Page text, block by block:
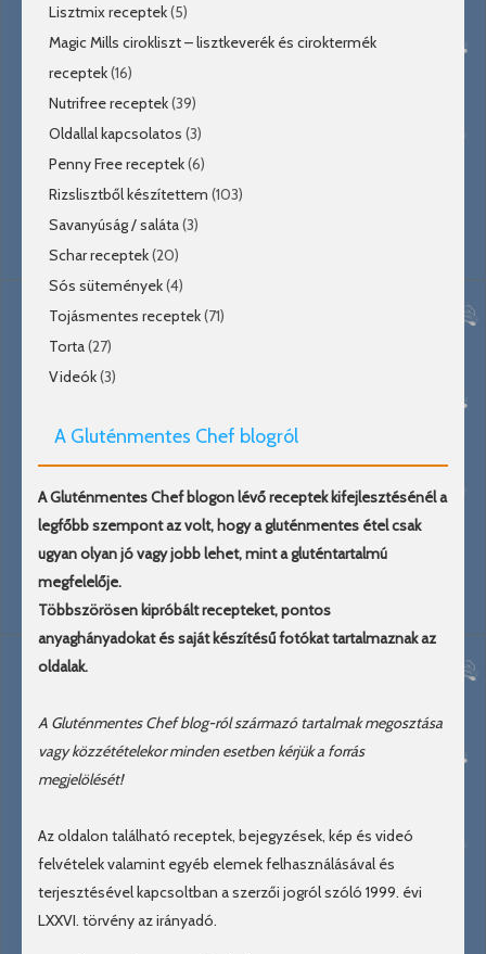
Lisztmix receptek(5)
Magic Mills cirokliszt – lisztkeverék és ciroktermék
receptek(16)
Nutrifree receptek(39)
Oldallal kapcsolatos (3)
Penny Free receptek(6)
Rizslisztből készítettem (103)
Savanyúság / saláta(3)
Schar receptek(20)
Sós sütemények(4)
Tojásmentes receptek(71)
Torta(27)
Videók(3)
A Gluténmentes Chef blogról
A Gluténmentes Chef blogon lévő receptek kifejlesztésénél a
legfőbb szempont az volt, hogy a gluténmentes étel csak
ugyan olyan jó vagy jobb lehet, mint a gluténtartalmú
megfelelője.
Többszörösen kipróbált recepteket, pontos
anyaghányadokat és saját készítésű fotókat tartalmaznak az
oldalak.
A Gluténmentes Chef blog-ról származó tartalmak megosztása
vagy közzétételekor minden esetben kérjük a forrás
megjelölését!
Az oldalon található receptek, bejegyzések, kép és videó
felvételek valamint egyéb elemek felhasználásával és
terjesztésével kapcsoltban a szerzői jogról szóló 1999. évi
LXXVI. törvény az irányadó.